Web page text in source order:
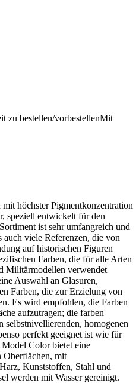
zu bestellen/vorbestellenMit
höchster Pigmentkonzentration
speziell entwickelt für den
ist sehr umfangreich und
auch viele Referenzen, die von
auf historischen Figuren
Farben, die für alle Arten
Militärmodellen verwendet
Auswahl an Glasuren,
Farben, die zur Erzielung von
Es wird empfohlen, die Farben
aufzutragen; die farben
selbstnivellierenden, homogenen
perfekt geeignet ist wie für
Color bietet eine
Oberflächen, mit
Kunststoffen, Stahl und
werden mit Wasser gereinigt.